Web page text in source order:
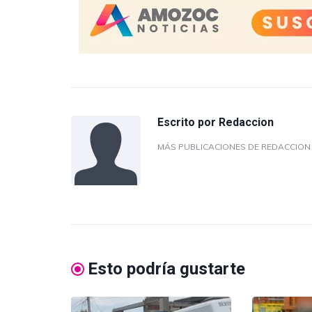
Escrito por Redaccion
MÁS PUBLICACIONES DE REDACCION
Esto podría gustarte